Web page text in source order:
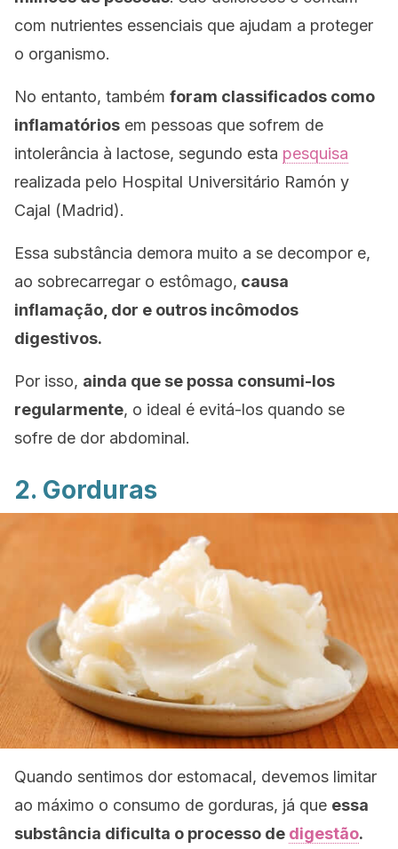
com nutrientes essenciais que ajudam a proteger
o organismo.
No entanto, também foram classificados como
inflamatórios em pessoas que sofrem de
intolerância à lactose, segundo esta pesquisa
realizada pelo Hospital Universitário Ramón y
Cajal (Madrid).
Essa substância demora muito a se decompor e,
ao sobrecarregar o estômago, causa
inflamação, dor e outros incômodos
digestivos.
Por isso, ainda que se possa consumi-los
regularmente, o ideal é evitá-los quando se
sofre de dor abdominal.
2. Gorduras
Quando sentimos dor estomacal, devemos limitar
ao máximo o consumo de gorduras, já que essa
substância dificulta o processo de digestão.